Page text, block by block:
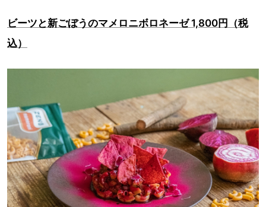
ビーツと新ごぼうのマメロニボロネーゼ 1,800円（税
込）